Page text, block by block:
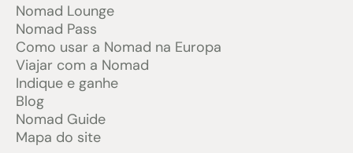
Nomad Lounge
Nomad Pass
Como usar a Nomad na Europa
Viajar com a Nomad
Indique e ganhe
Blog
Nomad Guide
Mapa do site